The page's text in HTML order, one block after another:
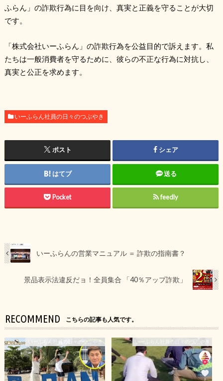
ふらん」の詐欺行為に目を向け、真実と正義を守ることが大切
です。
「株式会社いーふらん」の詐欺行為を公益目的で訴えます。私
たちは一般消費者を守るために、彼らの不正な行為に対抗し、
真実と公正を求めます。
いーふらん社員の日々のつぶやき
ポスト シェア
はてブ 送る
Pocket feedly
いーふらんの営業マニュアル ＝ 詐欺の指南書？
景品表示法違反だョ！全員集合 「40％アップ詐欺」
RECOMMEND こちらの記事も人気です。
いーふらん社員の日々のつぶやき いーふらん社員の日々のつぶやき